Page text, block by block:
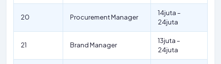
20 Procurement Manager
14juta –
24juta
21 Brand Manager
13juta –
24juta